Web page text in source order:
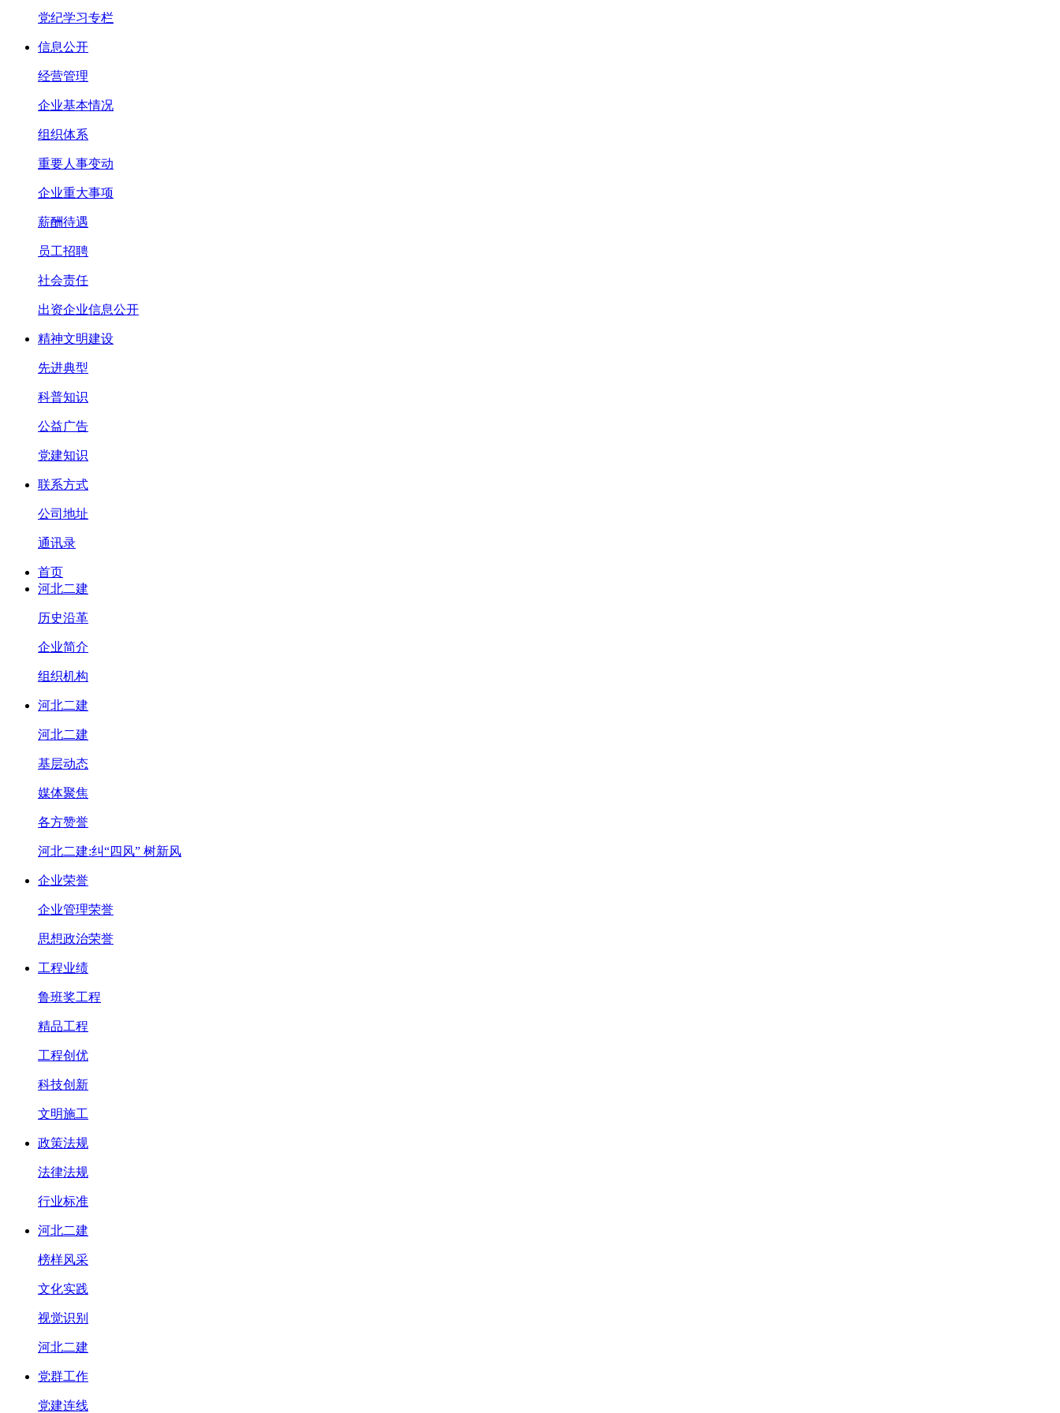
党纪学习专栏
信息公开
经营管理
企业基本情况
组织体系
重要人事变动
企业重大事项
薪酬待遇
员工招聘
社会责任
出资企业信息公开
精神文明建设
先进典型
科普知识
公益广告
党建知识
联系方式
公司地址
通讯录
首页
河北二建
历史沿革
企业简介
组织机构
河北二建
河北二建
基层动态
媒体聚焦
各方赞誉
河北二建:纠“四风” 树新风
企业荣誉
企业管理荣誉
思想政治荣誉
工程业绩
鲁班奖工程
精品工程
工程创优
科技创新
文明施工
政策法规
法律法规
行业标准
河北二建
榜样风采
文化实践
视觉识别
河北二建
党群工作
党建连线